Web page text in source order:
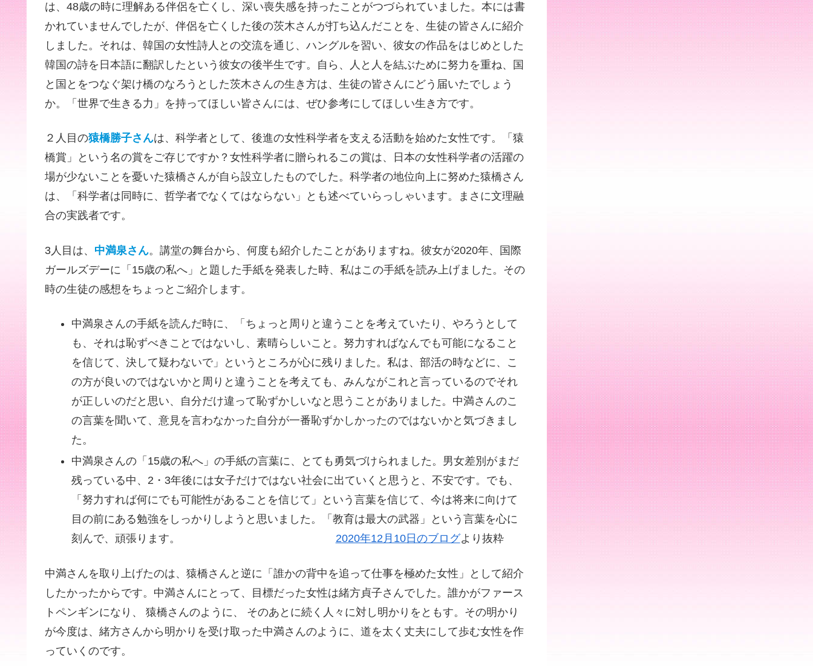
は、48歳の時に理解ある伴侶を亡くし、深い喪失感を持ったことがつづられていました。本には書
かれていませんでしたが、伴侶を亡くした後の茨木さんが打ち込んだことを、生徒の皆さんに紹介
しました。それは、韓国の女性詩人との交流を通じ、ハングルを習い、彼女の作品をはじめとした
韓国の詩を日本語に翻訳したという彼女の後半生です。自ら、人と人を結ぶために努力を重ね、国
と国とをつなぐ架け橋のなろうとした茨木さんの生き方は、生徒の皆さんにどう届いたでしょう
か。「世界で生きる力」を持ってほしい皆さんには、ぜひ参考にしてほしい生き方です。
２人目の猿橋勝子さんは、科学者として、後進の女性科学者を支える活動を始めた女性です。「猿
橋賞」という名の賞をご存じですか？女性科学者に贈られるこの賞は、日本の女性科学者の活躍の
場が少ないことを憂いた猿橋さんが自ら設立したものでした。科学者の地位向上に努めた猿橋さん
は、「科学者は同時に、哲学者でなくてはならない」とも述べていらっしゃいます。まさに文理融
合の実践者です。
3人目は、 中満泉さん。講堂の舞台から、何度も紹介したことがありますね。彼女が2020年、国際
ガールズデーに「15歳の私へ」と題した手紙を発表した時、私はこの手紙を読み上げました。その
時の生徒の感想をちょっとご紹介します。
中満泉さんの手紙を読んだ時に、「ちょっと周りと違うことを考えていたり、やろうとして
も、それは恥ずべきことではないし、素晴らしいこと。努力すればなんでも可能になること
を信じて、決して疑わないで」というところが心に残りました。私は、部活の時などに、こ
の方が良いのではないかと周りと違うことを考えても、みんながこれと言っているのでそれ
が正しいのだと思い、自分だけ違って恥ずかしいなと思うことがありました。中満さんのこ
の言葉を聞いて、意見を言わなかった自分が一番恥ずかしかったのではないかと気づきまし
た。
中満泉さんの「15歳の私へ」の手紙の言葉に、とても勇気づけられました。男女差別がまだ
残っている中、2・3年後には女子だけではない社会に出ていくと思うと、不安です。でも、
「努力すれば何にでも可能性があることを信じて」という言葉を信じて、今は将来に向けて
目の前にある勉強をしっかりしようと思いました。「教育は最大の武器」という言葉を心に
刻んで、頑張ります。 2020年12月10日のブログより抜粋
中満さんを取り上げたのは、猿橋さんと逆に「誰かの背中を追って仕事を極めた女性」として紹介
したかったからです。中満さんにとって、目標だった女性は緒方貞子さんでした。誰かがファース
トペンギンになり、 猿橋さんのように、 そのあとに続く人々に対し明かりをともす。その明かり
が今度は、緒方さんから明かりを受け取った中満さんのように、道を太く丈夫にして歩む女性を作
っていくのです。